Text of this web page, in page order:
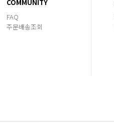
COMMUNITY
FAQ
주문배송조회